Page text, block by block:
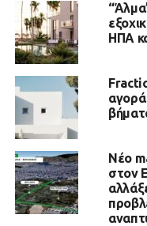
ΗΠΑ
αγορά
Νέο
στον